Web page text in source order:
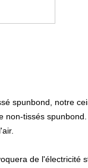
spunbond, notre
non-tissés
de l'électricité